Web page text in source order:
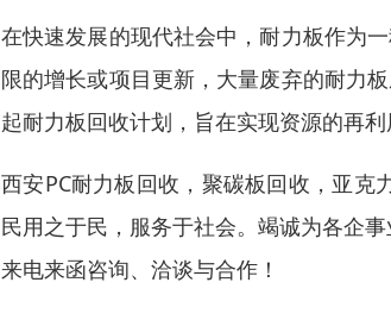
在快速发展的现代社会中，耐力板作为
限的增长或项目更新，大量废弃的耐力
起耐力板回收计划，旨在实现资源的再利
西安PC耐力板回收，聚碳板回收，亚
民用之于民，服务于社会。竭诚为各企
来电来函咨询、洽谈与合作！